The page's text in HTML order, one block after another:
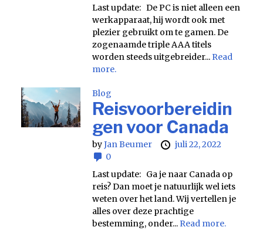
Last update: De PC is niet alleen een
werkapparaat, hij wordt ook met
plezier gebruikt om te gamen. De
zogenaamde triple AAA titels
worden steeds uitgebreider... Read
more.
Blog
Reisvoorbereidin
gen voor Canada
byJan Beumer
juli 22, 2022
0
Last update: Ga je naar Canada op
reis? Dan moet je natuurlijk wel iets
weten over het land. Wij vertellen je
alles over deze prachtige
bestemming, onder... Read more.